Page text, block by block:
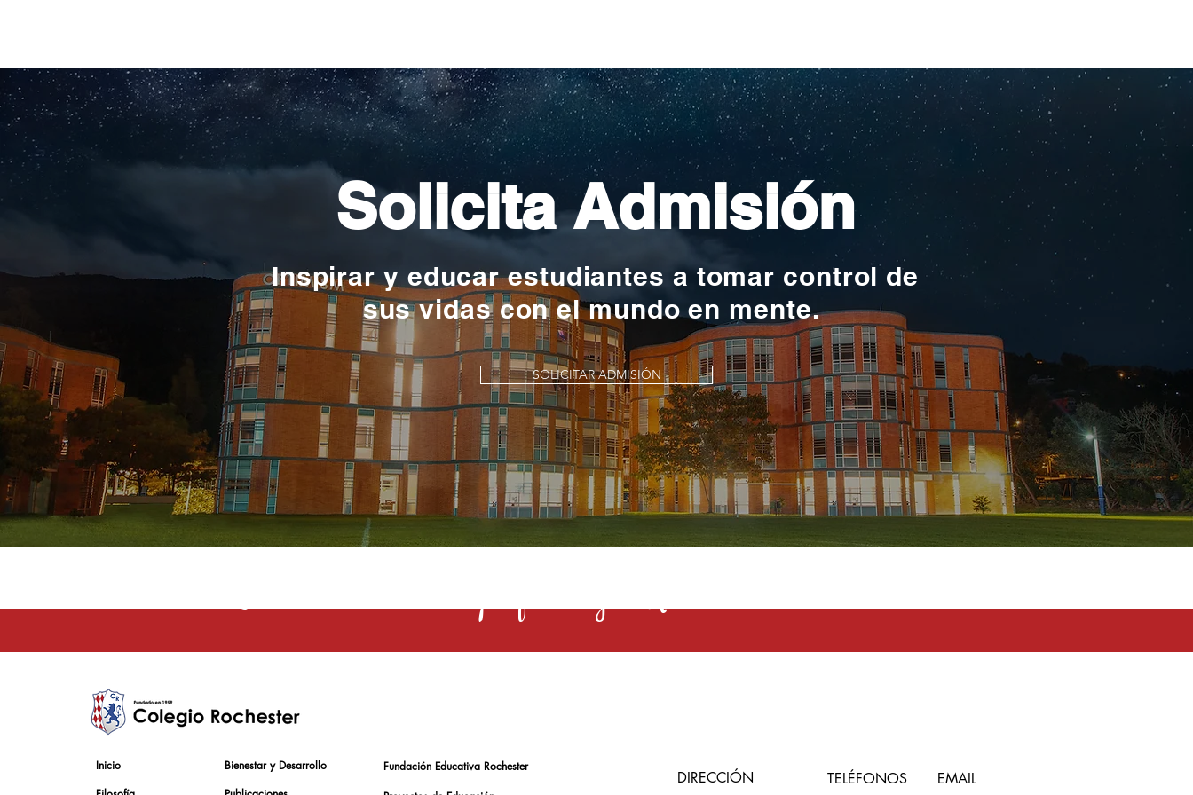
Solicita Admisión
Inspirar y educar estudiantes a tomar control de
sus vidas con el mundo en mente.
SOLICITAR ADMISIÓN
La educación es una profesión y el Rochester la toma en serio
Inicio
Bienestar y Desarrollo
Fundación Educativa Rochester
DIRECCIÓN TELÉFONOS EMAIL